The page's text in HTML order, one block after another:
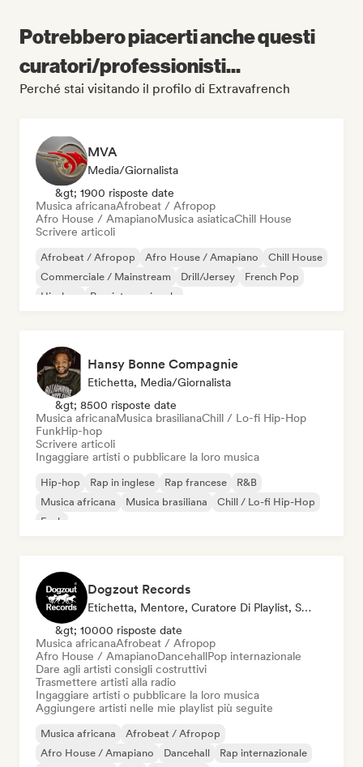
Potrebbero piacerti anche questi
curatori/professionisti...
Perché stai visitando il profilo di Extravafrench
MVA
Media/Giornalista
&gt; 1900 risposte date
Musica africanaAfrobeat / Afropop
Afro House / AmapianoMusica asiaticaChill House
Scrivere articoli
Afrobeat / Afropop Afro House / Amapiano
Chill House
Commerciale / Mainstream
Drill/Jersey
French Pop
Hip-hop
Pop internazionale
Hansy Bonne Compagnie
Etichetta, Media/Giornalista
&gt; 8500 risposte date
Musica africanaMusica brasilianaChill / Lo-fi Hip-Hop
FunkHip-hop
Scrivere articoli
Ingaggiare artisti o pubblicare la loro musica
Hip-hop Rap in inglese Rap francese
R&B
Musica africana
Musica brasiliana
Chill / Lo-fi Hip-Hop
Funk
Dogzout Records
Etichetta, Mentore, Curatore Di Playlist, Stazione Radio
&gt; 10000 risposte date
Musica africanaAfrobeat / Afropop
Afro House / AmapianoDancehallPop internazionale
Dare agli artisti consigli costruttivi
Trasmettere artisti alla radio
Ingaggiare artisti o pubblicare la loro musica
Aggiungere artisti nelle mie playlist più seguite
Musica africana
Afrobeat / Afropop
Afro House / Amapiano
Dancehall
Rap internazionale